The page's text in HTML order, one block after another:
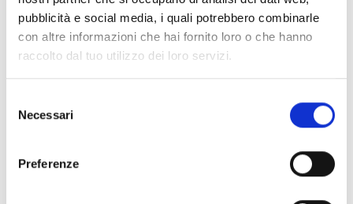
pubblicità e social media, i quali potrebbero combinarle
con altre informazioni che hai fornito loro o che hanno
raccolto dal tuo utilizzo dei loro servizi.
delNecessari
Preferenze
ANELLI COLORE
AN3011R
3.068,00€
AGGIUNGI AL
ANELLI COLORE
1.208,00€
AGGIUNGI AL